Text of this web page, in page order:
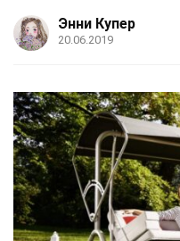
Энни Купер
20.06.2019